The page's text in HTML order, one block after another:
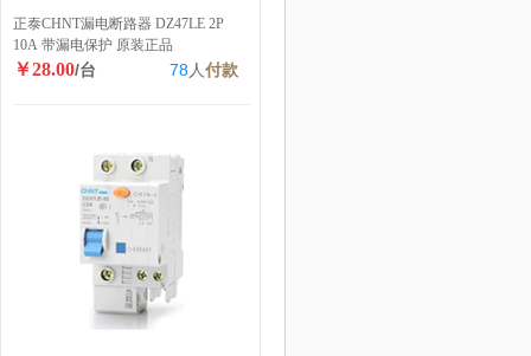
正泰CHNT漏电断路器 DZ47LE 2P
10A 带漏电保护 原装正品
￥28.00/台 78 人付款